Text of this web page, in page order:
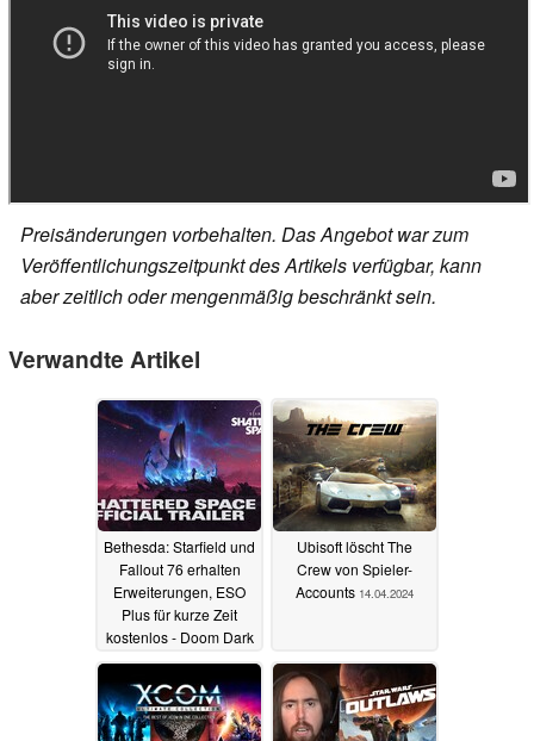
Preisänderungen vorbehalten. Das Angebot war zum
Veröffentlichungszeitpunkt des Artikels verfügbar, kann
aber zeitlich oder mengenmäßig beschränkt sein.
Verwandte Artikel
Bethesda: Starfield und
Fallout 76 erhalten
Erweiterungen, ESO
Plus für kurze Zeit
kostenlos - Doom Dark
Ages, Indiana Jones
und der Große Kreis
enthüllt10.06.2024
Ubisoft löscht The
Crew von Spieler-
Accounts 14.04.2024